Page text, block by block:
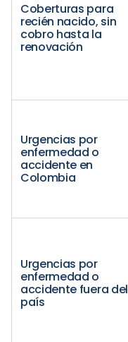
Coberturas para
recién nacido, sin
cobro hasta la
renovación
Urgencias por
enfermedad o
accidente en
Colombia
Urgencias por
enfermedad o
accidente fuera del
país